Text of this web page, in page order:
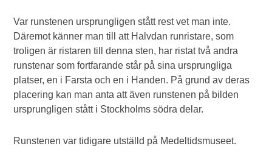
Var runstenen ursprungligen stått rest vet man inte.
Däremot känner man till att Halvdan runristare, som
troligen är ristaren till denna sten, har ristat två andra
runstenar som fortfarande står på sina ursprungliga
platser, en i Farsta och en i Handen. På grund av deras
placering kan man anta att även runstenen på bilden
ursprungligen stått i Stockholms södra delar.
Runstenen var tidigare utställd på Medeltidsmuseet.